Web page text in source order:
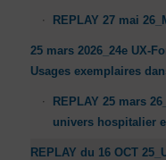
REPLAY 27 mai
25 mars 2026_24e UX-
Usages exemplaires
REPLAY 25 mars
univers hospitalier
REPLAY du 16 OCT